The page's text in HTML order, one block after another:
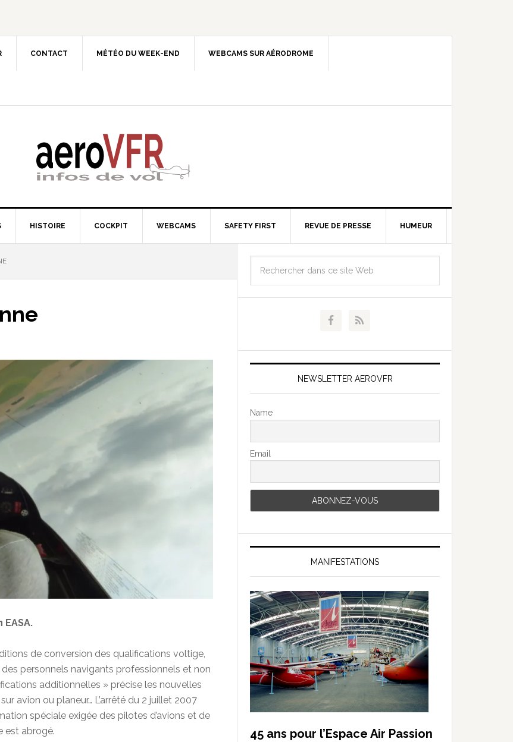
CONTACT MÉTÉO DU WEEK-END WEBCAMS SUR AÉRODROME
HISTOIRE COCKPIT WEBCAMS SAFETY FIRST REVUE DE PRESSE HUMEUR
de conversion des qualifications voltige,
personnels navigants professionnels et non
additionnelles » précise les nouvelles
avion ou planeur… L’arrêté du 2 juillet 2007
spéciale exigée des pilotes d’avions et de
est abrogé.
NEWSLETTER AEROVFR
Name
Email
MANIFESTATIONS
45 ans pour l’Espace Air Passion